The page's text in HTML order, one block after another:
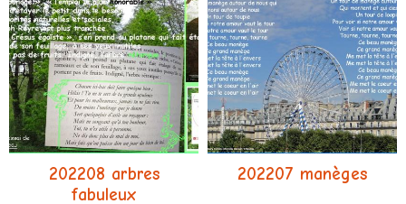
202208 arbres
fabuleux
202207 manèges